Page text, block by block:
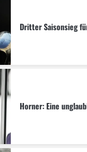
Dritter Saisonsieg
Horner: Eine